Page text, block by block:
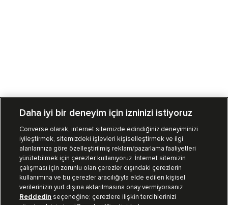
Mağazalarımız Sipariş Takibi
Müşteri İlişkileri
Koleksiyon
Daha iyi bir deneyim için izninizi istiyoruz
Converse olarak, internet sitemizde edindiğiniz deneyiminizi
iyileştirmek, sitemizdeki işlevleri kişiselleştirmek ve ilgi
alanlarınıza göre özelleştirilmiş reklam/pazarlama faaliyetleri
yürütebilmek için çerezler kullanıyoruz. İnternet sitemizin
çalışması için zorunlu olan çerezler dışındaki çerezlerin
kullanımına ve bu çerezler aracılığıyla elde edilen kişisel
verilerinizin yurt dışına aktarılmasına onay vermiyorsanız
Reddedin seçeneğine; çerezlere ilişkin tercihlerinizi